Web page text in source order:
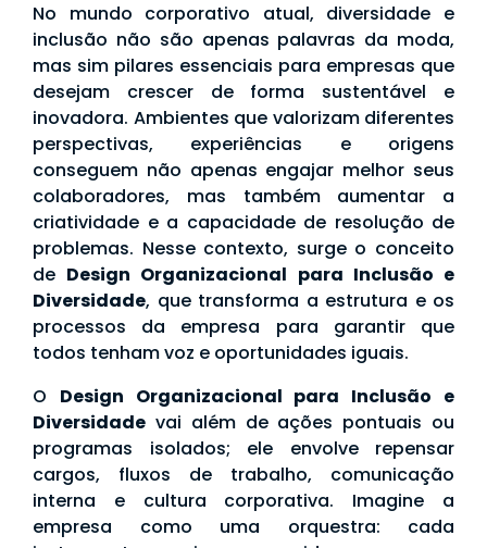
No mundo corporativo atual, diversidade e
inclusão não são apenas palavras da moda,
mas sim pilares essenciais para empresas que
desejam crescer de forma sustentável e
inovadora. Ambientes que valorizam diferentes
perspectivas, experiências e origens
conseguem não apenas engajar melhor seus
colaboradores, mas também aumentar a
criatividade e a capacidade de resolução de
problemas. Nesse contexto, surge o conceito
de Design Organizacional para Inclusão e
Diversidade, que transforma a estrutura e os
processos da empresa para garantir que
todos tenham voz e oportunidades iguais.
O Design Organizacional para Inclusão e
Diversidade vai além de ações pontuais ou
programas isolados; ele envolve repensar
cargos, fluxos de trabalho, comunicação
interna e cultura corporativa. Imagine a
empresa como uma orquestra: cada